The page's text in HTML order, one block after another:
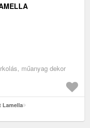
műanyag dekor
Lamella